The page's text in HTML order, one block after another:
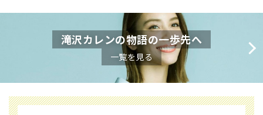
滝沢カレンの物語の一歩先へ
一覧を見る